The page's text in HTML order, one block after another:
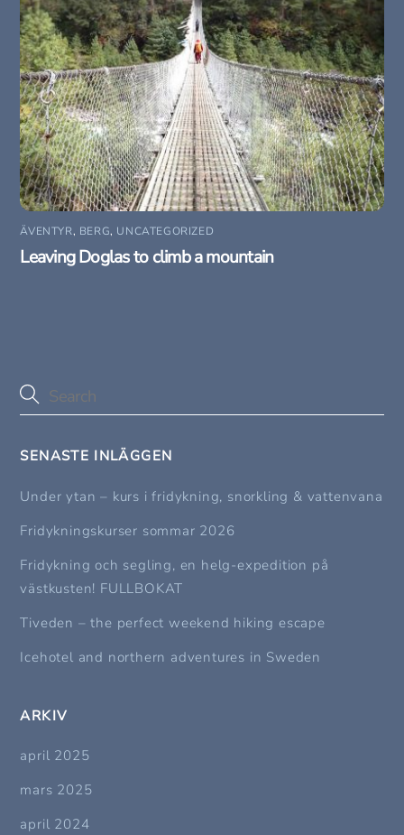
ÄVENTYR, BERG, UNCATEGORIZED
Leaving Doglas to climb a mountain
SENASTE INLÄGGEN
Under ytan – kurs i fridykning, snorkling & vattenvana
Fridykningskurser sommar 2026
Fridykning och segling, en helg-expedition på
västkusten! FULLBOKAT
Tiveden – the perfect weekend hiking escape
Icehotel and northern adventures in Sweden
ARKIV
april 2025
mars 2025
april 2024